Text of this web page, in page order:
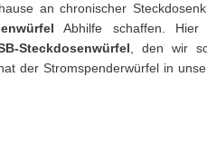
an chronischer
Abhilfe schaffen. Hier
Steckdosenwürfel , den wir
der Stromspenderwürfel in